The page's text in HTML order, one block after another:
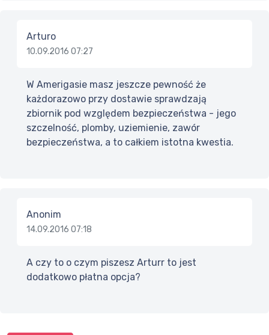
Arturo
10.09.2016 07:27
W Amerigasie masz jeszcze pewność że
każdorazowo przy dostawie sprawdzają
zbiornik pod względem bezpieczeństwa - jego
szczelność, plomby, uziemienie, zawór
bezpieczeństwa, a to całkiem istotna kwestia.
Anonim
14.09.2016 07:18
A czy to o czym piszesz Arturr to jest
dodatkowo płatna opcja?